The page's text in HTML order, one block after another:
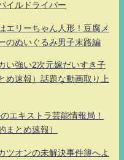
イルドライバー
リーちゃん人形！豆腐メ
のぬいぐるみ男子末路編
い強い2次元嫁だいすき子
め速報）話題な動画取り上
エキストラ芸能情報局！
まとめ速報）
ツオンの未解決事件簿へよ